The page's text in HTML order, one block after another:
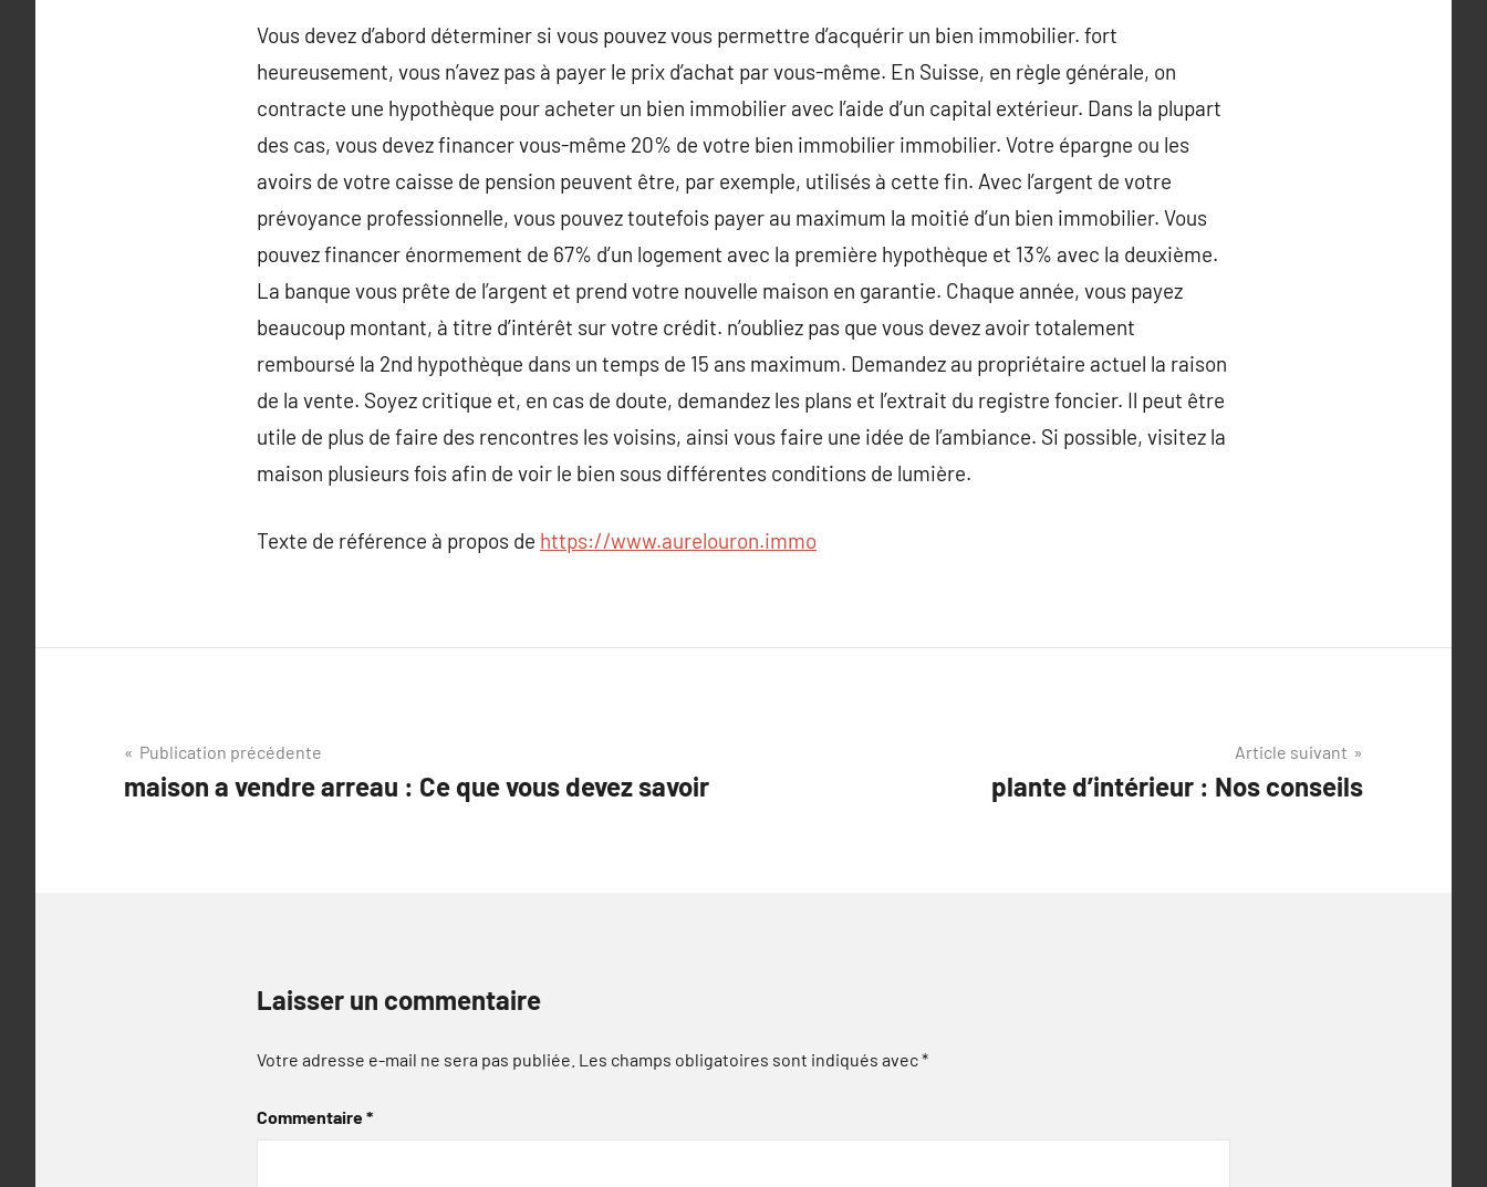
Vous devez d’abord déterminer si vous pouvez vous permettre d’acquérir un bien immobilier. fort
heureusement, vous n’avez pas à payer le prix d’achat par vous-même. En Suisse, en règle générale, on
contracte une hypothèque pour acheter un bien immobilier avec l’aide d’un capital extérieur. Dans la plupart
des cas, vous devez financer vous-même 20% de votre bien immobilier immobilier. Votre épargne ou les
avoirs de votre caisse de pension peuvent être, par exemple, utilisés à cette fin. Avec l’argent de votre
prévoyance professionnelle, vous pouvez toutefois payer au maximum la moitié d’un bien immobilier. Vous
pouvez financer énormement de 67% d’un logement avec la première hypothèque et 13% avec la deuxième.
La banque vous prête de l’argent et prend votre nouvelle maison en garantie. Chaque année, vous payez
beaucoup montant, à titre d’intérêt sur votre crédit. n’oubliez pas que vous devez avoir totalement
remboursé la 2nd hypothèque dans un temps de 15 ans maximum. Demandez au propriétaire actuel la raison
de la vente. Soyez critique et, en cas de doute, demandez les plans et l’extrait du registre foncier. Il peut être
utile de plus de faire des rencontres les voisins, ainsi vous faire une idée de l’ambiance. Si possible, visitez la
maison plusieurs fois afin de voir le bien sous différentes conditions de lumière.
Texte de référence à propos de https://www.aurelouron.immo
Navigation
de
Publication précédente
maison a vendre arreau : Ce que vous devez savoir
Article suivant
plante d’intérieur : Nos conseils
Laisser un commentaire
Votre adresse e-mail ne sera pas publiée. Les champs obligatoires sont indiqués avec*
Commentaire*